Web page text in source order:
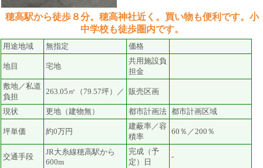
穂高駅から徒歩８分。穂高神社近く。買い物も便利です。小
中学校も徒歩圏内です。
用途地域 無指定 価格
地目 宅地
共用施設負
担金
敷地／私道
負担
263.05㎡（79.57坪）／ 販売区画
現状 更地（建物無） 都市計画法 都市計画区域
坪単価 約0万円
建蔽率／容
積率
60％／200％
交通手段
JR大糸線穂高駅から
600m
完成（予
定）日
-